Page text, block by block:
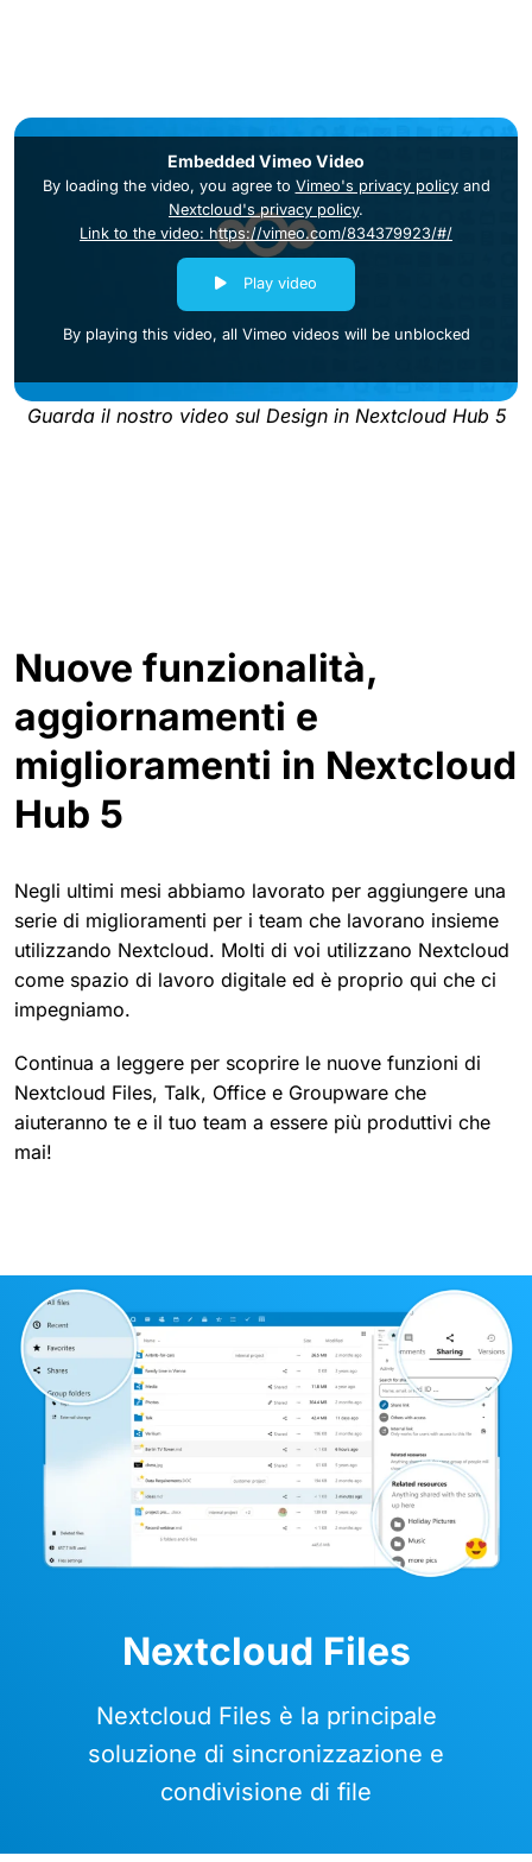
Embedded Vimeo Video
By loading the video, you agree to Vimeo's privacy policyand
Nextcloud's privacy policy.
Link to the video: https://vimeo.com/834379923/#/
Play video
By playing this video, all Vimeo videos will be unblocked
Guarda il nostro video sul Design in Nextcloud Hub 5
Nuove funzionalità,
aggiornamenti e
miglioramenti in Nextcloud
Hub 5
Negli ultimi mesi abbiamo lavorato per aggiungere una
serie di miglioramenti per i team che lavorano insieme
utilizzando Nextcloud. Molti di voi utilizzano Nextcloud
come spazio di lavoro digitale ed è proprio qui che ci
impegniamo.
Continua a leggere per scoprire le nuove funzioni di
Nextcloud Files, Talk, Office e Groupware che
aiuteranno te e il tuo team a essere più produttivi che
mai!
Nextcloud Files
Nextcloud Files è la principale
soluzione di sincronizzazione e
condivisione di file